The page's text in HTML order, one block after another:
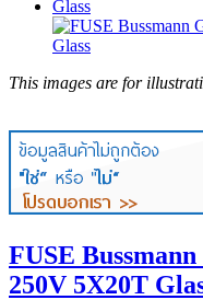
This images are for
FUSE
250V 5X20T